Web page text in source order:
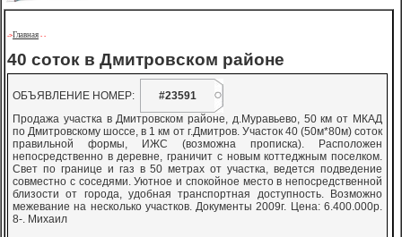
->Главная - -
40 соток в Дмитровском районе
ОБЪЯВЛЕНИЕ НОМЕР:
#23591
Продажа участка в Дмитровском районе, д.Муравьево, 50 км от МКАД
по Дмитровскому шоссе, в 1 км от г.Дмитров. Участок 40 (50м*80м) соток
правильной формы, ИЖС (возможна прописка). Расположен
непосредственно в деревне, граничит с новым коттеджным поселком.
Свет по границе и газ в 50 метрах от участка, ведется подведение
совместно с соседями. Уютное и спокойное место в непосредственной
близости от города, удобная транспортная доступность. Возможно
межевание на несколько участков. Документы 2009г. Цена: 6.400.000р.
8-. Михаил